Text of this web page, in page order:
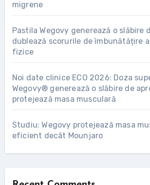
migrene
Pastila Wegovy generează o slăbire
dublează scorurile de îmbunătățire
fizice
Noi date clinice ECO 2026: Doza
Wegovy® generează o slăbire de
protejează masa musculară
Studiu: Wegovy protejează masa
eficient decât Mounjaro